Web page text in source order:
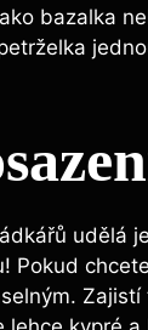
bazalka
udělá
Pokud